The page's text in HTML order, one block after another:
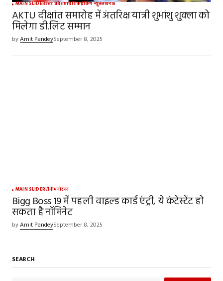
MAIN SLIDERउत्तर प्रदेशप्रादेशिकब्रेकिंग न्यूज़लखनऊ
AKTU दीक्षांत समारोह में अंतरिक्ष यात्री शुभांशु शुक्ला को
मिलेगा डी.लिट सम्मान
byAmit PandeySeptember 8, 2025
MAIN SLIDERटीवीमनोरंजन
Bigg Boss 19 में पहली वाइल्ड कार्ड एंट्री, ये कंटेस्टेंट हो
सकता है नॉमिनेट
byAmit PandeySeptember 8, 2025
SEARCH